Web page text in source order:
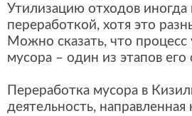
Утилизацию отходов иногда
переработкой, хотя это
Можно сказать, что процесс
мусора – один из этапов его
Переработка мусора в
деятельность,